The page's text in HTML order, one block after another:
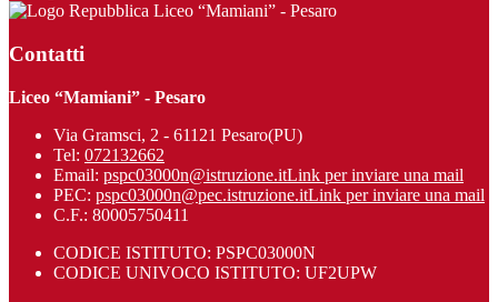
Liceo “Mamiani” - Pesaro
Contatti
Liceo “Mamiani” - Pesaro
Via Gramsci, 2 - 61121 Pesaro(PU)
Tel: 072132662
Email: pspc03000n@istruzione.itLink per inviare una mail
PEC: pspc03000n@pec.istruzione.itLink per inviare una mail
C.F.: 80005750411
CODICE ISTITUTO: PSPC03000N
CODICE UNIVOCO ISTITUTO: UF2UPW